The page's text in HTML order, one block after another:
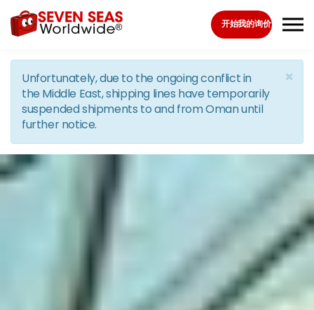
Skip to the content
开始我的询价
×
Unfortunately, due to the ongoing conflict in
the Middle East, shipping lines have temporarily
suspended shipments to and from Oman until
further notice.